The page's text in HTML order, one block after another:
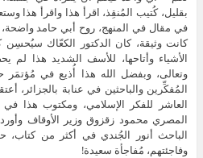
بقليل، كُتيب المُنقِذ، اقرأ هذا واقرأ هذا
في مقال في المنهج، روح أبي حامد واضحة،
كانت وثيقة، كان الدكتور الكعّاك سيُحسِن
الأشياء وأتاحها، للأسف الشديد هذا
وتعالى، وبفضل الله هذا أُذيع في
المُفكِّرين والباحثين في عنابة بالجزائر،
العاشر للفكر الإسلامي، ومكتوب هذا في
المصري محمود زقزوق وزير الأوقاف
الباحث أنور الجُندي في أكثر من
وفاجئتهم، مُفاجأة سعيدة!